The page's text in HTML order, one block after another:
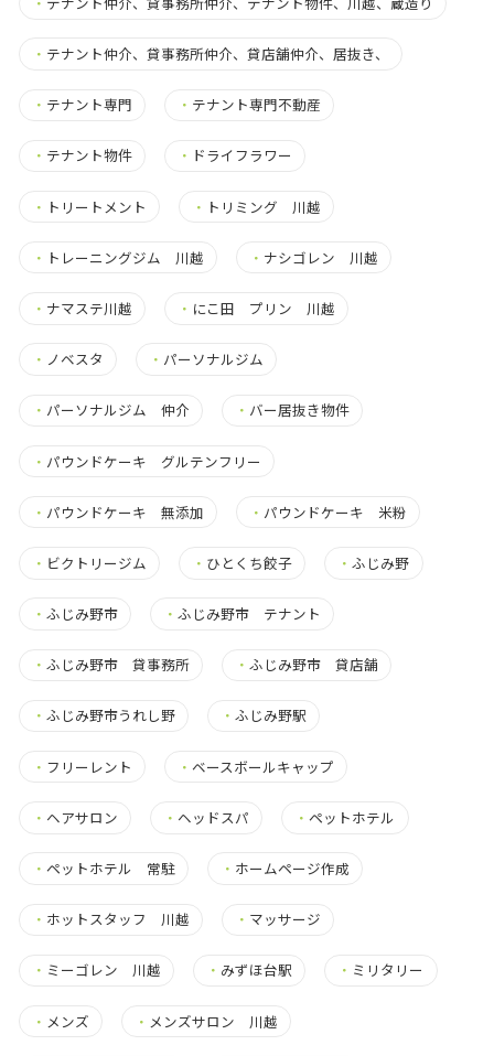
・ テナント仲介、貸事務所仲介、貸店舗仲介、居抜き、
・ テナント専門 ・ テナント専門不動産
・ テナント物件 ・ ドライフラワー
・ トリートメント ・ トリミング 川越
・ トレーニングジム 川越 ・ ナシゴレン 川越
・ ナマステ川越 ・ にこ田 プリン 川越
・ ノベスタ ・ パーソナルジム
・ パーソナルジム 仲介 ・ バー居抜き物件
・ パウンドケーキ グルテンフリー
・ パウンドケーキ 無添加 ・ パウンドケーキ 米粉
・ ビクトリージム ・ ひとくち餃子 ・ふじみ野
・ ふじみ野市 ・ふじみ野市 テナント
・ ふじみ野市 貸事務所 ・ふじみ野市 貸店舗
・ ふじみ野市うれし野 ・ふじみ野駅
・ フリーレント ・ ベースボールキャップ
・ ヘアサロン ・ ヘッドスパ ・ペットホテル
・ ペットホテル 常駐 ・ ホームページ作成
・ ホットスタッフ 川越 ・ マッサージ
・ ミーゴレン 川越 ・ みずほ台駅 ・ ミリタリー
・ メンズ ・ メンズサロン 川越